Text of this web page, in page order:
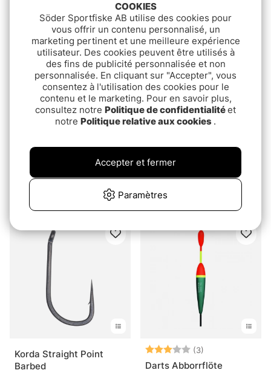
pd.€7.50
pd.€13.90
5.0 sur 5 étoiles
Fox Edges Curve Shank X
pd.€9.90
Korda Straight Point
Barbed
Note: (3)
Darts Abborrflöte
COOKIES
Söder Sportfiske AB utilise des cookies pour
vous offrir un contenu personnalisé, un
marketing pertinent et une meilleure expérience
utilisateur. Des cookies peuvent être utilisés à
des fins de publicité personnalisée et non
personnalisée. En cliquant sur "Accepter", vous
consentez à l'utilisation des cookies pour le
contenu et le marketing. Pour en savoir plus,
consultez notre Politique de confidentialitéet
notre Politique relative aux cookies .
Paramètres
Accepter et fermer